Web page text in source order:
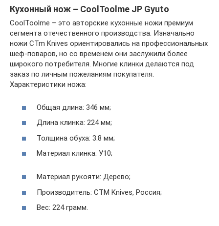
Кухонный нож – CoolToolme JP Gyuto
CoolToolme – это авторские кухонные ножи премиум
сегмента отечественного производства. Изначально
ножи CTm Knives ориентировались на профессиональных
шеф-поваров, но со временем они заслужили более
широкого потребителя. Многие клинки делаются под
заказ по личным пожеланиям покупателя.
Характеристики ножа:
Общая длина: 346 мм;
Длина клинка: 224 мм;
Толщина обуха: 3.8 мм;
Материал клинка: У10;
Материал рукояти: Дерево;
Производитель: CTM Knives, Россия;
Вес: 224 грамм.